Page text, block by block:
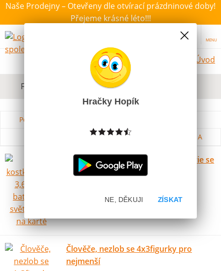
Naše Prodejny – Otevřeny dle otvírací prázdninové doby!
Přejeme krásné léto!!!
MENU
Úvod
Filtrovat dle dostupnosti, ceny, výrobce
Podle názvu od A do Z
Podle názvu od Z do A
Hrací kostka Jumbo 3,6cm na baterie se
světlem 2ks na kartě
Člověče, nezlob se 4x3figurky pro
nejmenší
Hračky Hopík
ZÍSKAT
NE, DĚKUJI